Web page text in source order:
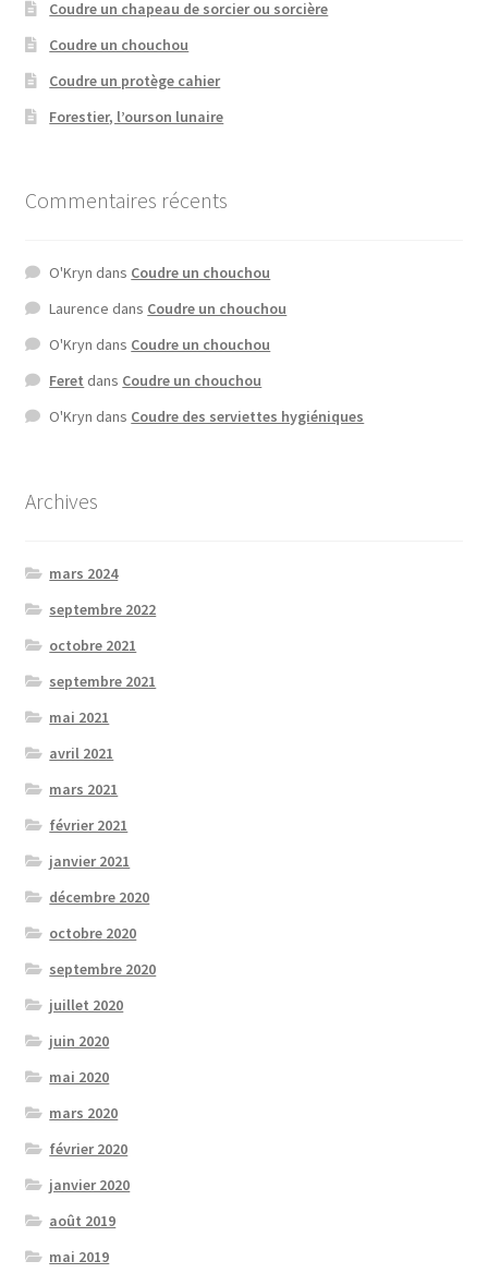
Coudre un chapeau de sorcier ou sorcière
Coudre un chouchou
Coudre un protège cahier
Forestier, l’ourson lunaire
Commentaires récents
O'Kryn dans Coudre un chouchou
Laurence dans Coudre un chouchou
O'Kryn dans Coudre un chouchou
Feret dans Coudre un chouchou
O'Kryn dans Coudre des serviettes hygiéniques
Archives
mars 2024
septembre 2022
octobre 2021
septembre 2021
mai 2021
avril 2021
mars 2021
février 2021
janvier 2021
décembre 2020
octobre 2020
septembre 2020
juillet 2020
juin 2020
mai 2020
mars 2020
février 2020
janvier 2020
août 2019
mai 2019